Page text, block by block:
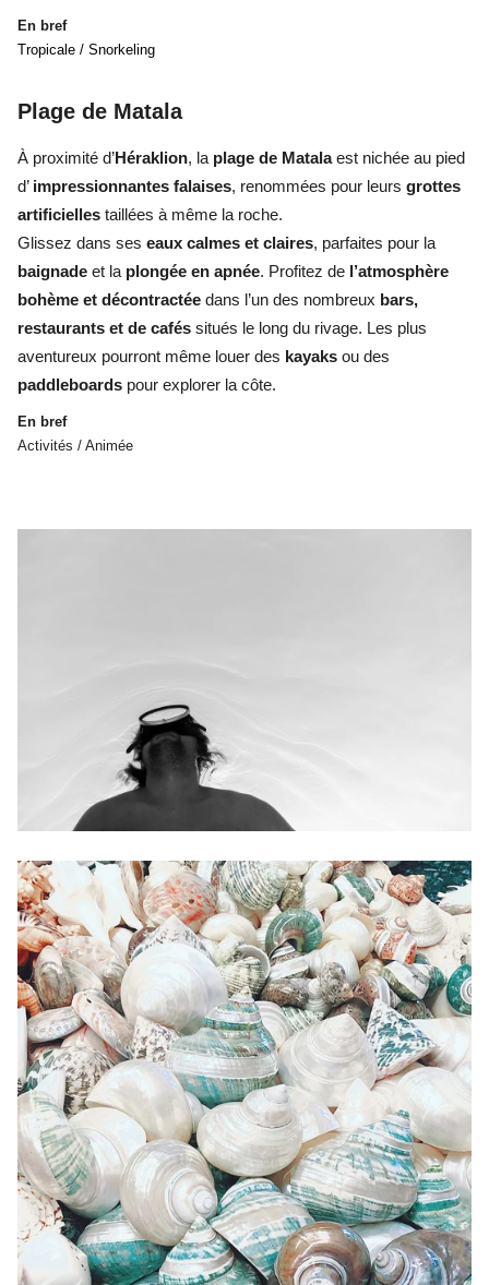
En bref
Tropicale / Snorkeling
Plage de Matala
À proximité d’Héraklion, la plage de Matalaest nichée au pied
d’ impressionnantes falaises, renommées pour leurs grottes
artificielles taillées à même la roche.
Glissez dans ses eaux calmes et claires, parfaites pour la
baignade et la plongée en apnée. Profitez de l’atmosphère
bohème et décontractée dans l’un des nombreux bars,
restaurants et de cafés situés le long du rivage. Les plus
aventureux pourront même louer des kayaks ou des
paddleboards pour explorer la côte.
En bref
Activités / Animée